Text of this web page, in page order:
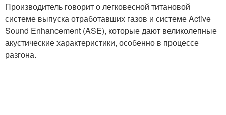
Производитель говорит о легковесной титановой
системе выпуска отработавших газов и системе Active
Sound Enhancement (ASE), которые дают великолепные
акустические характеристики, особенно в процессе
разгона.